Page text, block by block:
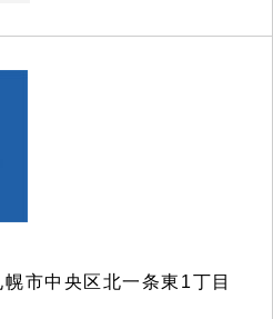
市中央区北一条東1丁目